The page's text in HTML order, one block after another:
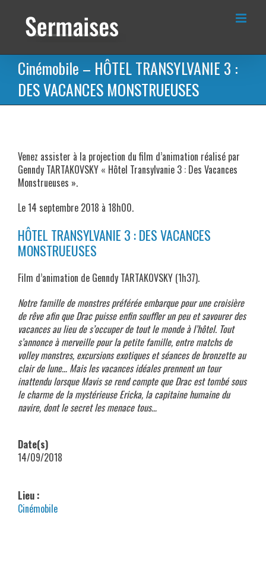
contenu
Cinémobile – HÔTEL TRANSYLVANIE 3 :
DES VACANCES MONSTRUEUSES
Venez assister à la projection du film d’animation réalisé par
Genndy TARTAKOVSKY « Hôtel Transylvanie 3 : Des Vacances
Monstrueuses ».
Le 14 septembre 2018 à 18h00.
HÔTEL TRANSYLVANIE 3 : DES VACANCES
MONSTRUEUSES
Film d’animation de Genndy TARTAKOVSKY (1h37).
Notre famille de monstres préférée embarque pour une croisière
de rêve afin que Drac puisse enfin souffler un peu et savourer des
vacances au lieu de s’occuper de tout le monde à l’hôtel. Tout
s’annonce à merveille pour la petite famille, entre matchs de
volley monstres, excursions exotiques et séances de bronzette au
clair de lune… Mais les vacances idéales prennent un tour
inattendu lorsque Mavis se rend compte que Drac est tombé sous
le charme de la mystérieuse Ericka, la capitaine humaine du
navire, dont le secret les menace tous…
Date(s)
14/09/2018
Lieu :
Cinémobile